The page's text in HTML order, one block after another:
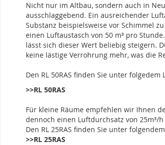
Nicht nur im Altbau, sondern auch in
ausschlaggebend. Ein ausreichender
Substanz beispielsweise vor Schimmel
einen Luftaustasch von 50 m³ pro
lässt sich dieser Wert beliebig steigern.
keine lästige Verrohrung mehr, was die
Den RL 50RAS finden Sie unter folgedem
>>RL 50RAS
Für kleine Räume empfehlen wir Ihnen
dennoch einen Luftdurchsatz von 25m³/
Den RL 25RAS finden Sie unter
>>RL 25RAS